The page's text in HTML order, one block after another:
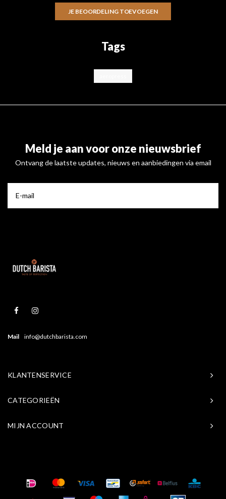
JE BEOORDELING TOEVOEGEN
Tags
Meld je aan voor onze nieuwsbrief
Ontvang de laatste updates, nieuws en aanbiedingen via email
Mail info@dutchbarista.com
KLANTENSERVICE
CATEGORIEËN
MIJN ACCOUNT